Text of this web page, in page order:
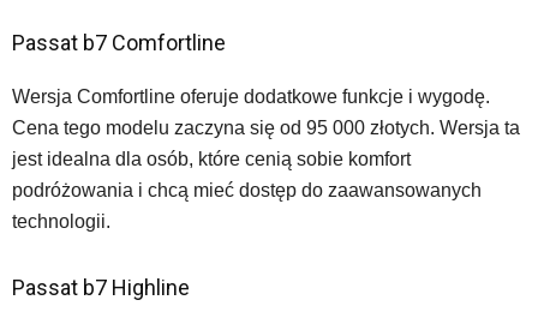
Passat b7 Comfortline
Wersja Comfortline oferuje dodatkowe funkcje i wygodę.
Cena tego modelu zaczyna się od 95 000 złotych. Wersja ta
jest idealna dla osób, które cenią sobie komfort
podróżowania i chcą mieć dostęp do zaawansowanych
technologii.
Passat b7 Highline